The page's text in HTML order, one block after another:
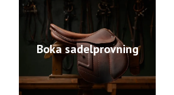
Boka sadelprovning